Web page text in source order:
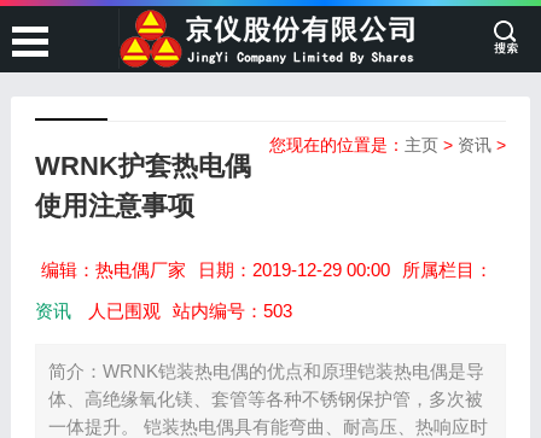
您现在的位置是： 主页 > 资讯 >
WRNK护套热电偶
使用注意事项
编辑：热电偶厂家 日期：2019-12-29 00:00
所属栏目：
资讯
人已围观 站内编号：503
简介：WRNK铠装热电偶的优点和原理铠装热电偶是导
体、高绝缘氧化镁、套管等各种不锈钢保护管，多次被
一体提升。 铠装热电偶具有能弯曲、耐高压、热响应时